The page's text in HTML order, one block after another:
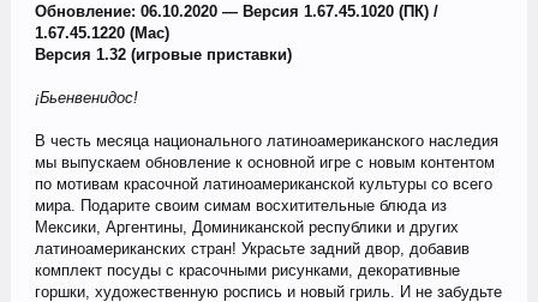
Обновление: 06.10.2020 — Версия 1.67.45.1020 (ПК) /
1.67.45.1220 (Mac)
Версия 1.32 (игровые приставки)
¡Бьенвенидос!
В честь месяца национального латиноамериканского наследия
мы выпускаем обновление к основной игре с новым контентом
по мотивам красочной латиноамериканской культуры со всего
мира. Подарите своим симам восхитительные блюда из
Мексики, Аргентины, Доминиканской республики и других
латиноамериканских стран! Украсьте задний двор, добавив
комплект посуды с красочными рисунками, декоративные
горшки, художественную роспись и новый гриль. И не забудьте